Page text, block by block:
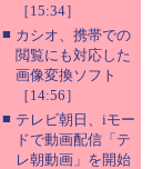
［15:34］
■ カシオ、携帯での
閲覧にも対応した
画像変換ソフト
［14:56］
■ テレビ朝日、iモー
ドで動画配信「テ
レ朝動画」を開始